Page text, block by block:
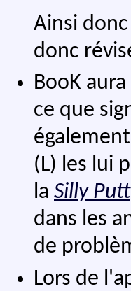
Ainsi
donc
BooK
ce que
(L) les lui
la Silly
dans les
de
Lors de